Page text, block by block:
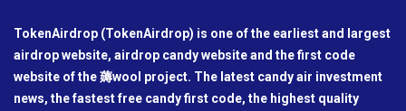
TokenAirdrop (TokenAirdrop) is one of the earliest and largest
airdrop website, airdrop candy website and the first code
website of the 薅wool project. The latest candy air investment
news, the fastest free candy first code, the highest quality